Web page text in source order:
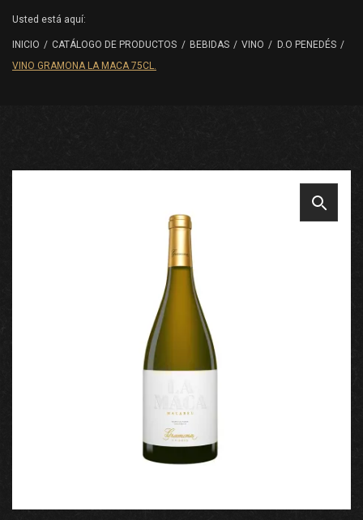
Usted está aquí:
INICIO / CATÁLOGO DE PRODUCTOS / BEBIDAS / VINO / D.O PENEDÉS /
VINO GRAMONA LA MACA 75CL.